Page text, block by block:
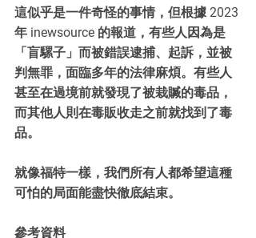
這似乎是一件奇怪的事情，但根據 2023
年 inewsource 的報道，有些人因為是
「盲騾子」而被錯誤逮捕、起訴，並被
判無罪，面臨多年的法律麻煩。有些人
甚至在過境前就發現了被栽贓的毒品，
而其他人則在毒販收走之前就找到了毒
品。
就像福特一樣，我們所有人都希望這種
可怕的局面能盡快徹底結束。
參考資料